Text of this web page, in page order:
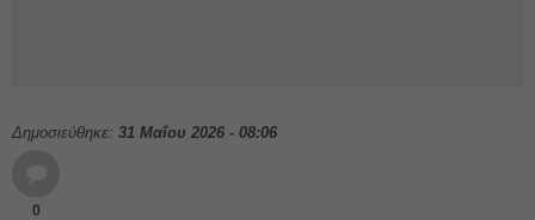
Δημοσιεύθηκε: 31 Μαΐου 2026 - 08:06
0